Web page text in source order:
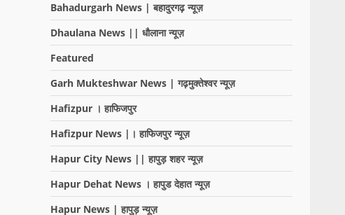
Bahadurgarh News | बहादुरगढ़ न्यूज़
Dhaulana News || धौलाना न्यूज़
Featured
Garh Mukteshwar News | गढ़मुक्तेश्वर न्यूज़
Hafizpur । हाफिजपुर
Hafizpur News |। हाफिजपुर न्यूज़
Hapur City News || हापुड़ शहर न्यूज़
Hapur Dehat News । हापुड देहात न्यूज़
Hapur News | हापुड़ न्यूज़